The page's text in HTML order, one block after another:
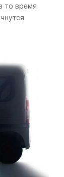
то время